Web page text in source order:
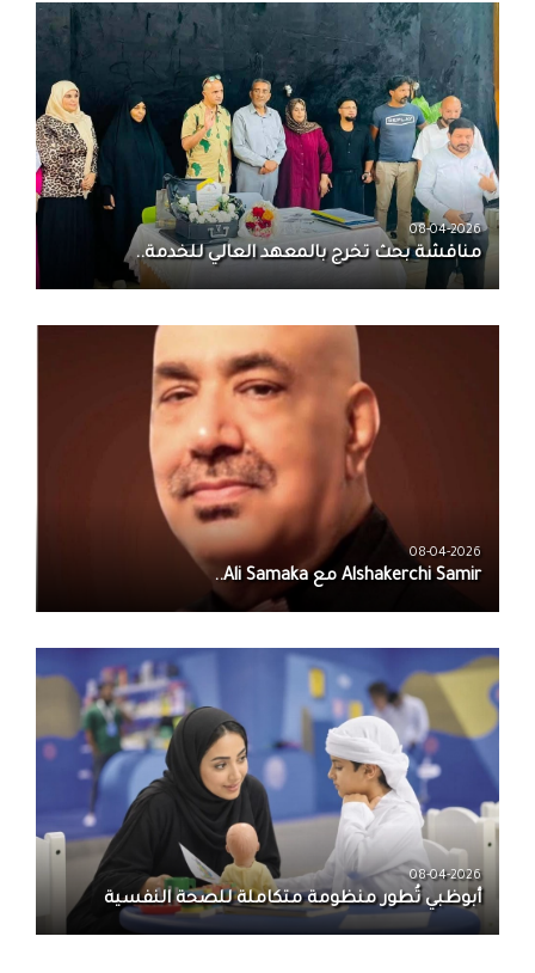
08-04-2026
مناقشة بحث تخرج بالمعهد العالي للخدمة..
08-04-2026
08-04-2026
أبوظبي تُطور منظومة متكاملة للصحة النفسية